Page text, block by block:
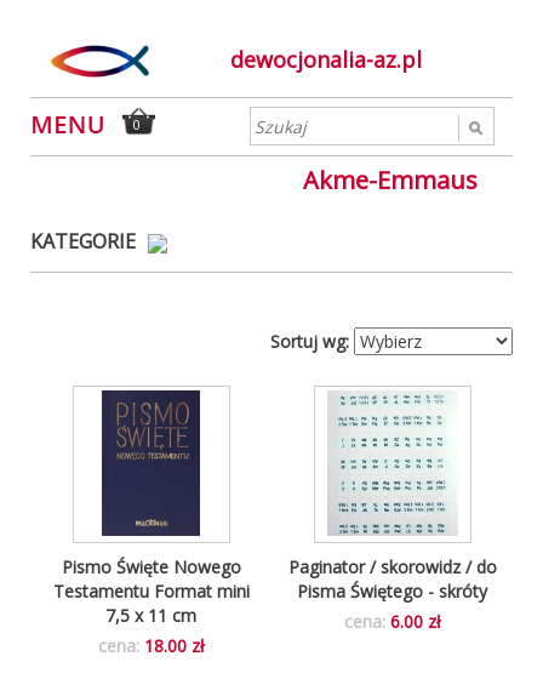
dewocjonalia-az.pl
0
Akme-Emmaus
KATEGORIE
Sortuj wg:
Paginator / skorowidz / do
Pisma Świętego - skróty
cena: 6.00 zł
Pismo Święte Nowego
Testamentu Format mini
7,5 x 11 cm
cena: 18.00 zł